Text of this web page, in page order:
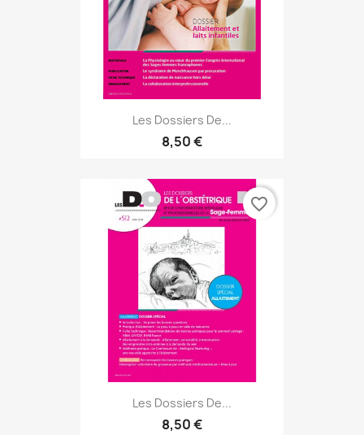
Les Dossiers De...
8,50 €
Les Dossiers De...
8,50 €
favorite_border